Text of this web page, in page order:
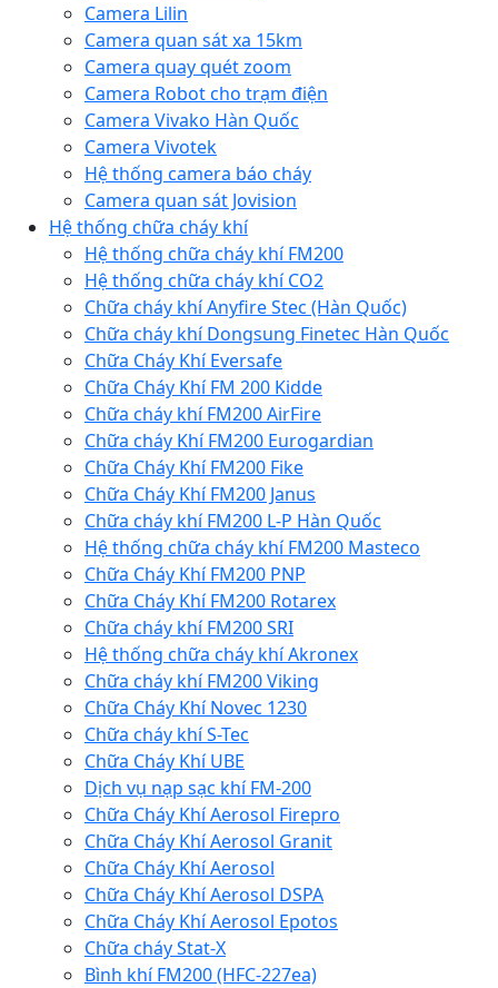
Camera Lilin
Camera quan sát xa 15km
Camera quay quét zoom
Camera Robot cho trạm điện
Camera Vivako Hàn Quốc
Camera Vivotek
Hệ thống camera báo cháy
Camera quan sát Jovision
Hệ thống chữa cháy khí
Hệ thống chữa cháy khí FM200
Hệ thống chữa cháy khí CO2
Chữa cháy khí Anyfire Stec (Hàn Quốc)
Chữa cháy khí Dongsung Finetec Hàn Quốc
Chữa Cháy Khí Eversafe
Chữa Cháy Khí FM 200 Kidde
Chữa cháy khí FM200 AirFire
Chữa cháy Khí FM200 Eurogardian
Chữa Cháy Khí FM200 Fike
Chữa Cháy Khí FM200 Janus
Chữa cháy khí FM200 L-P Hàn Quốc
Hệ thống chữa cháy khí FM200 Masteco
Chữa Cháy Khí FM200 PNP
Chữa Cháy Khí FM200 Rotarex
Chữa cháy khí FM200 SRI
Hệ thống chữa cháy khí Akronex
Chữa cháy khí FM200 Viking
Chữa Cháy Khí Novec 1230
Chữa cháy khí S-Tec
Chữa Cháy Khí UBE
Dịch vụ nạp sạc khí FM-200
Chữa Cháy Khí Aerosol Firepro
Chữa Cháy Khí Aerosol Granit
Chữa Cháy Khí Aerosol
Chữa Cháy Khí Aerosol DSPA
Chữa Cháy Khí Aerosol Epotos
Chữa cháy Stat-X
Bình khí FM200 (HFC-227ea)